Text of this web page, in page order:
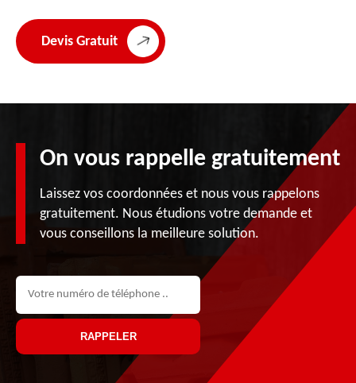
Devis Gratuit
On vous rappelle gratuitement
Laissez vos coordonnées et nous vous rappelons
gratuitement. Nous étudions votre demande et
vous conseillons la meilleure solution.